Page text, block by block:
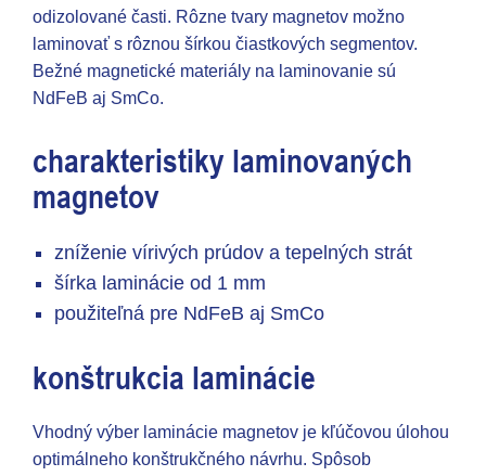
odizolované časti. Rôzne tvary magnetov možno
laminovať s rôznou šírkou čiastkových segmentov.
Bežné magnetické materiály na laminovanie sú
NdFeB aj SmCo.
charakteristiky laminovaných
magnetov
zníženie vírivých prúdov a tepelných strát
šírka laminácie od 1 mm
použiteľná pre NdFeB aj SmCo
konštrukcia laminácie
Vhodný výber laminácie magnetov je kľúčovou úlohou
optimálneho konštrukčného návrhu. Spôsob